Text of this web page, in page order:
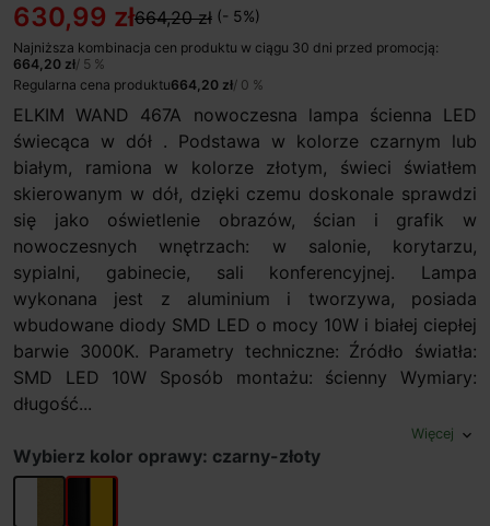
630,99 zł664,20 zł (- 5%)
Najniższa kombinacja cen produktu w ciągu 30 dni przed promocją:
664,20 zł/ 5 %
Regularna cena produktu664,20 zł/ 0 %
ELKIM WAND 467A nowoczesna lampa ścienna LED
świecąca w dół . Podstawa w kolorze czarnym lub
białym, ramiona w kolorze złotym, świeci światłem
skierowanym w dół, dzięki czemu doskonale sprawdzi
się jako oświetlenie obrazów, ścian i grafik w
nowoczesnych wnętrzach: w salonie, korytarzu,
sypialni, gabinecie, sali konferencyjnej. Lampa
wykonana jest z aluminium i tworzywa, posiada
wbudowane diody SMD LED o mocy 10W i białej ciepłej
barwie 3000K. Parametry techniczne: Źródło światła:
SMD LED 10W Sposób montażu: ścienny Wymiary:
długość...
Więcej expand_more
Wybierz kolor oprawy: czarny-złoty
biały-złotyczarny-złoty